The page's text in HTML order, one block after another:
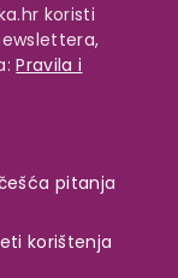
koristi
Pravila i
pitanja
korištenja